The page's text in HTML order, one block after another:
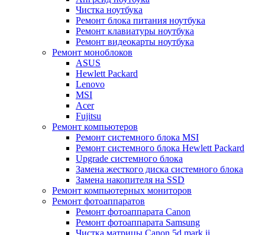
Чистка ноутбука
Ремонт блока питания ноутбука
Ремонт клавиатуры ноутбука
Ремонт видеокарты ноутбука
Ремонт моноблоков
ASUS
Hewlett Packard
Lenovo
MSI
Acer
Fujitsu
Ремонт компьютеров
Ремонт системного блока MSI
Ремонт системного блока Hewlett Packard
Upgrade системного блока
Замена жесткого диска системного блока
Замена накопителя на SSD
Ремонт компьютерных мониторов
Ремонт фотоаппаратов
Ремонт фотоаппарата Canon
Ремонт фотоаппарата Samsung
Чистка матрицы Canon 5d mark ii